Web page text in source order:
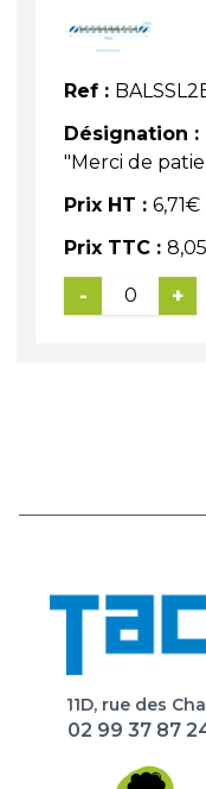
Ref :
Désignation :
"Merci de
Prix HT : 6,71€
Prix TTC : 8,05
- +
11D, rue des
02 99 37 87